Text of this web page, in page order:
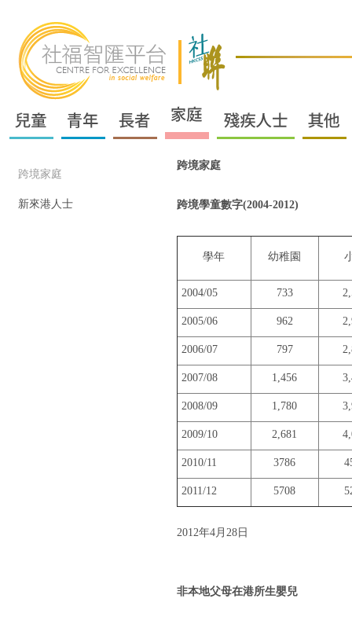
跨境家庭
新來港人士
跨境家庭
跨境學童數字(2004-2012)
學年 幼稚園
2004/05 733
2005/06 962
2006/07 797
2007/08 1,456
2008/09 1,780
2009/10 2,681
2010/11 3786
2011/12 5708
2012年4月28日
非本地父母在港所生嬰兒